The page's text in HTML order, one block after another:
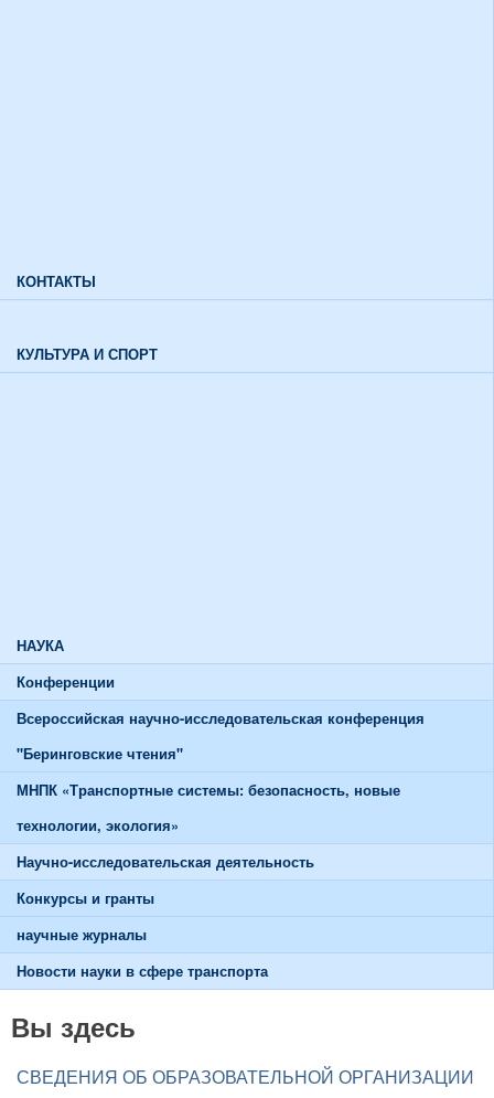
КОНТАКТЫ
КУЛЬТУРА И СПОРТ
НАУКА
Конференции
Всероссийская научно-исследовательская конференция
"Беринговские чтения"
МНПК «Транспортные системы: безопасность, новые
технологии, экология»
Научно-исследовательская деятельность
Конкурсы и гранты
научные журналы
Новости науки в сфере транспорта
Вы здесь
СВЕДЕНИЯ ОБ ОБРАЗОВАТЕЛЬНОЙ ОРГАНИЗАЦИИ